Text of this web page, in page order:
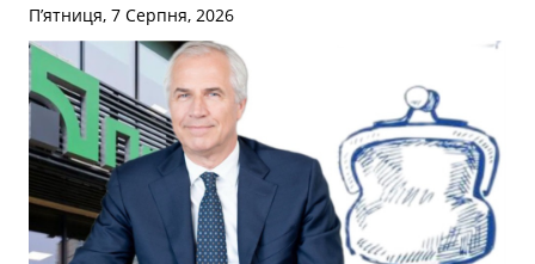
П’ятниця, 7 Серпня, 2026